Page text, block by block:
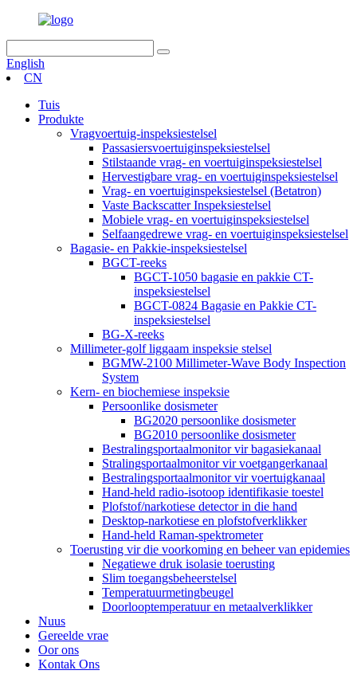
English
CN
Tuis
Produkte
Vragvoertuig-inspeksiestelsel
Passasiersvoertuiginspeksiestelsel
Stilstaande vrag- en voertuiginspeksiestelsel
Hervestigbare vrag- en voertuiginspeksiestelsel
Vrag- en voertuiginspeksiestelsel (Betatron)
Vaste Backscatter Inspeksiestelsel
Mobiele vrag- en voertuiginspeksiestelsel
Selfaangedrewe vrag- en voertuiginspeksiestelsel
Bagasie- en Pakkie-inspeksiestelsel
BGCT-reeks
BGCT-1050 bagasie en pakkie CT-
inspeksiestelsel
BGCT-0824 Bagasie en Pakkie CT-
inspeksiestelsel
BG-X-reeks
Millimeter-golf liggaam inspeksie stelsel
BGMW-2100 Millimeter-Wave Body Inspection
System
Kern- en biochemiese inspeksie
Persoonlike dosismeter
BG2020 persoonlike dosismeter
BG2010 persoonlike dosismeter
Bestralingsportaalmonitor vir bagasiekanaal
Stralingsportaalmonitor vir voetgangerkanaal
Bestralingsportaalmonitor vir voertuigkanaal
Hand-held radio-isotoop identifikasie toestel
Plofstof/narkotiese detector in die hand
Desktop-narkotiese en plofstofverklikker
Hand-held Raman-spektrometer
Toerusting vir die voorkoming en beheer van epidemies
Negatiewe druk isolasie toerusting
Slim toegangsbeheerstelsel
Temperatuurmetingbeugel
Doorlooptemperatuur en metaalverklikker
Nuus
Gereelde vrae
Oor ons
Kontak Ons